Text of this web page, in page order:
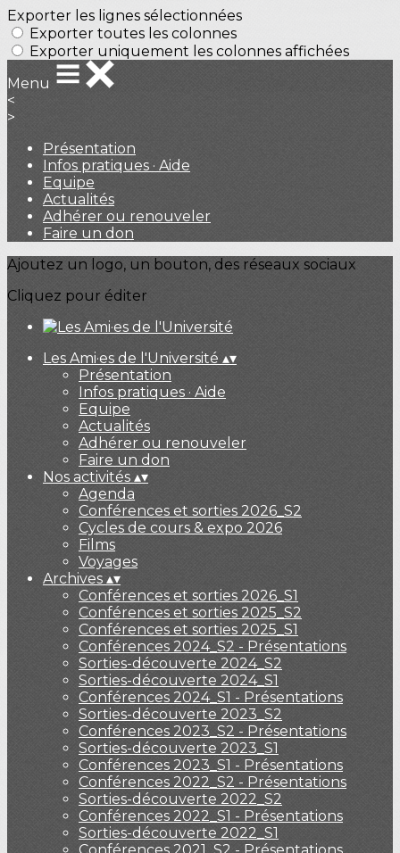
Exporter les lignes sélectionnées
Exporter toutes les colonnes
Exporter uniquement les colonnes affichées
Menu
<
>
Présentation
Infos pratiques · Aide
Equipe
Actualités
Adhérer ou renouveler
Faire un don
Ajoutez un logo, un bouton, des réseaux sociaux
Cliquez pour éditer
Les Ami·es de l'Université ▴▾
Présentation
Infos pratiques · Aide
Equipe
Actualités
Adhérer ou renouveler
Faire un don
Nos activités ▴▾
Agenda
Conférences et sorties 2026_S2
Cycles de cours & expo 2026
Films
Voyages
Archives ▴▾
Conférences et sorties 2026_S1
Conférences et sorties 2025_S2
Conférences et sorties 2025_S1
Conférences 2024_S2 - Présentations
Sorties-découverte 2024_S2
Sorties-découverte 2024_S1
Conférences 2024_S1 - Présentations
Sorties-découverte 2023_S2
Conférences 2023_S2 - Présentations
Sorties-découverte 2023_S1
Conférences 2023_S1 - Présentations
Conférences 2022_S2 - Présentations
Sorties-découverte 2022_S2
Conférences 2022_S1 - Présentations
Sorties-découverte 2022_S1